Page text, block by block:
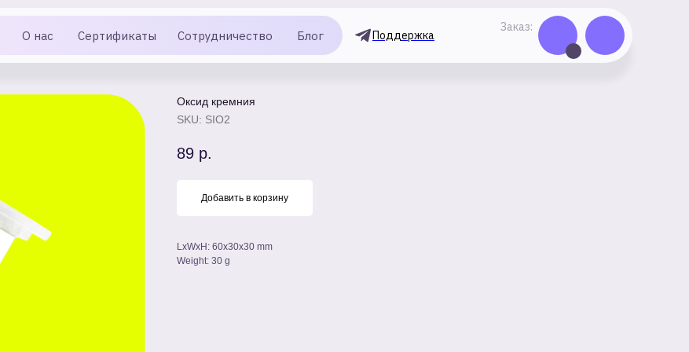
Блог
Сотрудничество
Сертификаты
О нас
Заказ:
Поддержка
Оксид кремния
SKU: SIO2
89 р.
Добавить в корзину
LxWxH: 60x30x30 mm
Weight: 30 g